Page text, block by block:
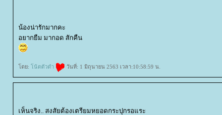
น้องน่ารักมากคะ
อยากยืม มากอด สักคืน
ดย: น้ตตัวดำ วันที่: 1 มิถุนายน 2563 เวลา:10:58:59 น.
เห็นจริง.. สงสัยต้องเตรียมหยอดกระปุกรอแระ